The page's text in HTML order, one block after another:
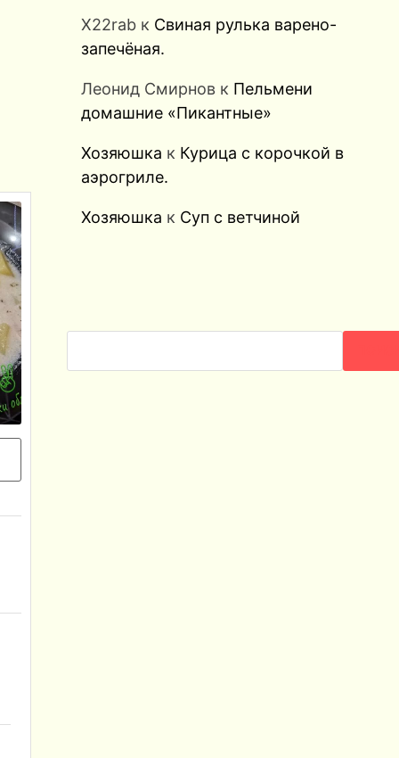
X22rabк Свиная рулька варено-
запечёная.
Леонид Смирновк Пельмени
домашние «Пикантные»
Хозяюшка к Курица с корочкой в
аэрогриле.
Хозяюшка к Суп с ветчиной